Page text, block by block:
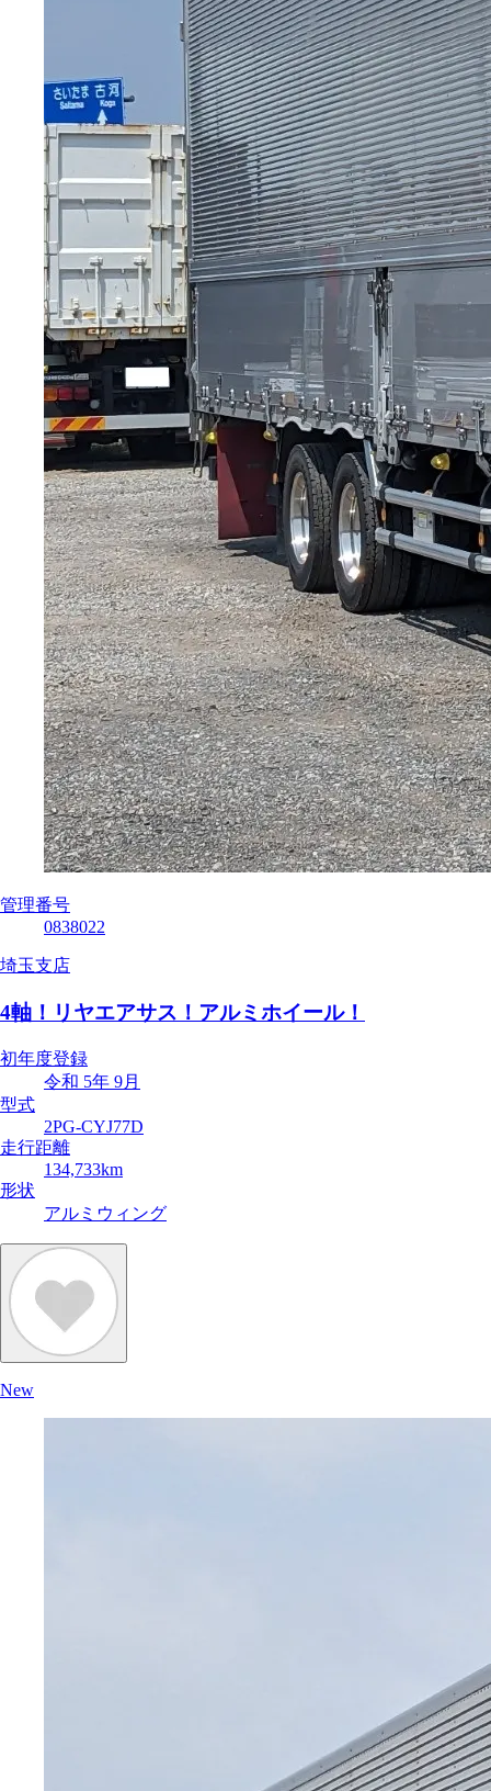
管理番号
0838022
埼玉支店
4軸！リヤエアサス！アルミホイール！
初年度登録
令和 5年 9月
型式
2PG-CYJ77D
走行距離
134,733km
形状
アルミウィング
New